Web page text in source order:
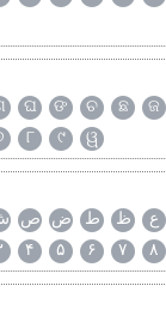
ଘ ଙ ଚ ଛ ଜ
୮ ୯ ୱ
ص ض ط ظ ع
۴ ۵ ۶ ۷ ۸